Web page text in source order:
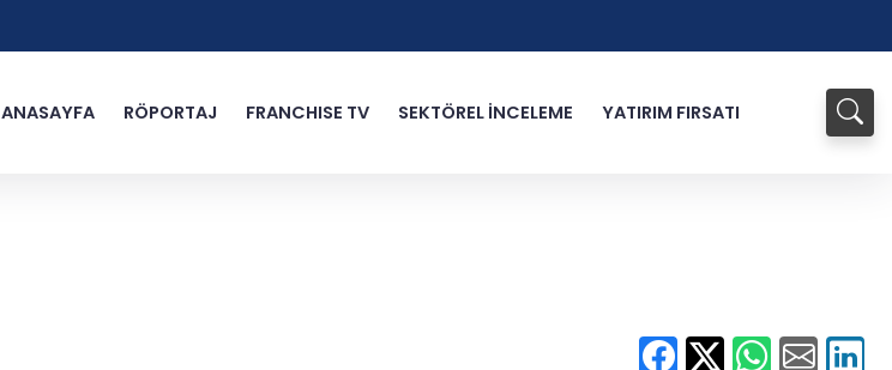
ANASAYFA RÖPORTAJ FRANCHISE TV SEKTÖREL İNCELEME YATIRIM FIRSATI